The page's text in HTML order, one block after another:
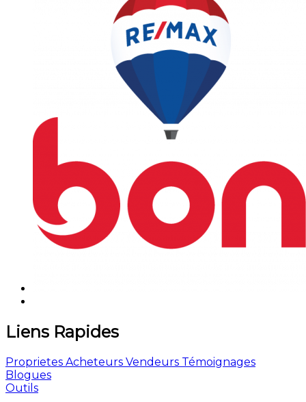
Liens Rapides
Proprietes Acheteurs Vendeurs Témoignages
Blogues
Outils